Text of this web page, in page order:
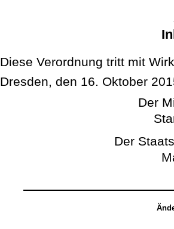
Diese Verordnung tritt mit
Dresden, den 16. Oktober
Der
Der